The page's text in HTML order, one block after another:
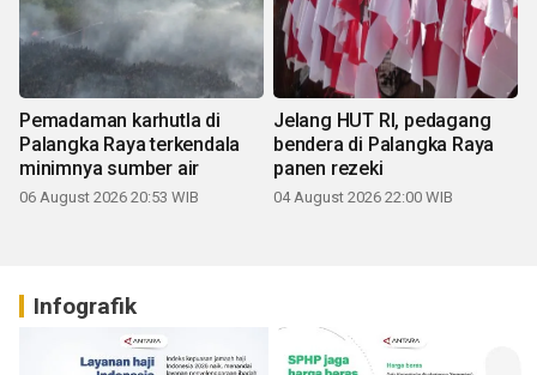
Pemadaman karhutla di
Palangka Raya terkendala
minimnya sumber air
06 August 2026 20:53 WIB
Jelang HUT RI, pedagang
bendera di Palangka Raya
panen rezeki
04 August 2026 22:00 WIB
Infografik